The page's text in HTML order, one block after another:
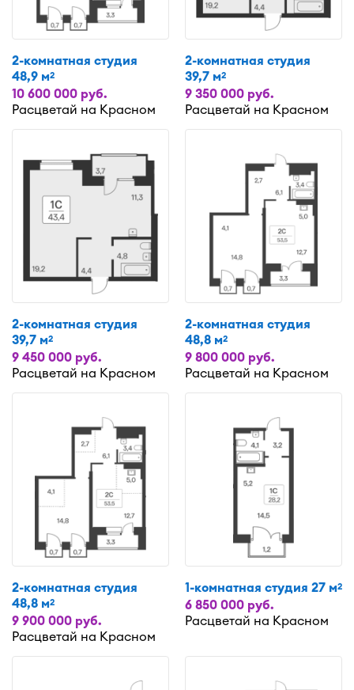
2-комнатная студия
48,9 м2
10 600 000 руб.
Расцветай на Красном
2-комнатная студия
39,7 м2
9 350 000 руб.
Расцветай на Красном
2-комнатная студия
39,7 м2
9 450 000 руб.
Расцветай на Красном
2-комнатная студия
48,8 м2
9 800 000 руб.
Расцветай на Красном
2-комнатная студия
48,8 м2
9 900 000 руб.
Расцветай на Красном
1-комнатная студия 27 м2
6 850 000 руб.
Расцветай на Красном